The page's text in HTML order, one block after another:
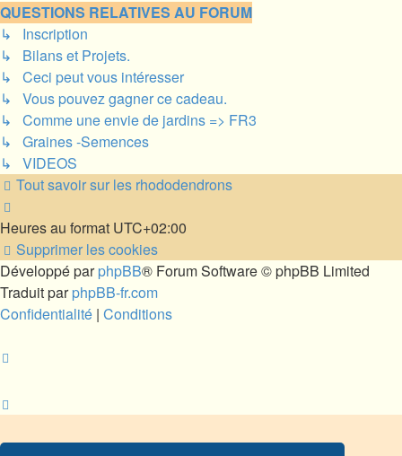
QUESTIONS RELATIVES AU FORUM
↳ Inscription
↳ Bilans et Projets.
↳ Ceci peut vous intéresser
↳ Vous pouvez gagner ce cadeau.
↳ Comme une envie de jardins => FR3
↳ Graines -Semences
↳ VIDEOS
Tout savoir sur les rhododendrons
Heures au format UTC+02:00
Supprimer les cookies
Développé parphpBB® Forum Software © phpBB Limited
Traduit parphpBB-fr.com
Confidentialité | Conditions